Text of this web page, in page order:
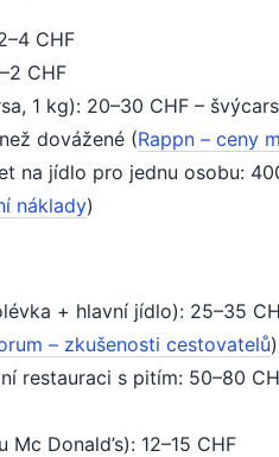
CHF
CHF
1 kg): 20–30 CHF –
dovážené (Rappn – ceny
na jídlo pro jednu osobu:
náklady)
+ hlavní jídlo): 25–35
– zkušenosti cestovatelů)
restauraci s pitím: 50–80
Mc Donald’s): 12–15 CHF